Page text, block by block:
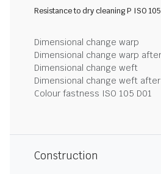
Resistance to dry cleaning P ISO
Dimensional change warp
Dimensional change warp
Dimensional change weft
Dimensional change weft
Colour fastness ISO 105 D01
Construction